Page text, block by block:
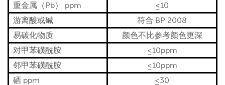
重金属（Pb） ppm
≤10
游离酸或碱
符合 BP 2008
易碳化物质
颜色不比参考颜色更深
对甲苯磺酰胺
≤10ppm
邻甲苯磺酰胺
≤10ppm
硒 ppm
≤30